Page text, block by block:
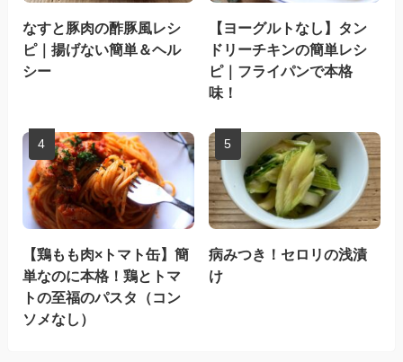
なすと豚肉の酢豚風レシ
ピ｜揚げない簡単＆ヘル
シー
【ヨーグルトなし】タン
ドリーチキンの簡単レシ
ピ｜フライパンで本格
味！
【鶏もも肉×トマト缶】簡
単なのに本格！鶏とトマ
トの至福のパスタ（コン
ソメなし）
病みつき！セロリの浅漬
け